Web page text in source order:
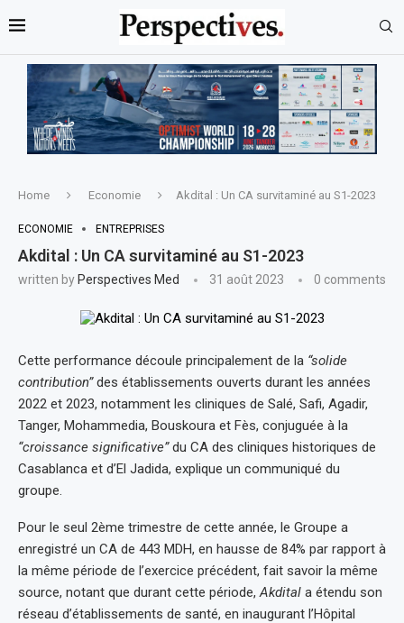
Home Economie Akdital : Un CA survitaminé au S1-2023
ECONOMIE ENTREPRISES
Akdital : Un CA survitaminé au S1-2023
written by Perspectives Med 31 août 2023 0 comments
Cette performance découle principalement de la “solide
contribution”des établissements ouverts durant les années
2022 et 2023, notamment les cliniques de Salé, Safi, Agadir,
Tanger, Mohammedia, Bouskoura et Fès, conjuguée à la
“croissance significative”du CA des cliniques historiques de
Casablanca et d’El Jadida, explique un communiqué du
groupe.
Pour le seul 2ème trimestre de cette année, le Groupe a
enregistré un CA de 443 MDH, en hausse de 84% par rapport à
la même période de l’exercice précédent, fait savoir la même
source, notant que durant cette période,Akdital a étendu son
réseau d’établissements de santé, en inaugurant l’Hôpital